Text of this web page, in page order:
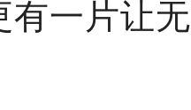
有一片让